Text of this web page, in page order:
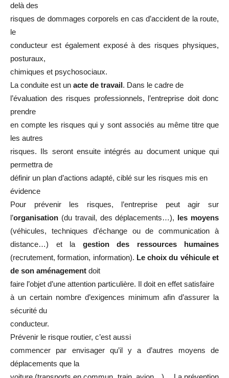
delà des
risques de dommages corporels en cas d’accident de la route,
le
conducteur est également exposé à des risques physiques,
posturaux,
chimiques et psychosociaux.
La conduite est un acte de travail. Dans le cadre de
l’évaluation des risques professionnels, l’entreprise doit donc
prendre
en compte les risques qui y sont associés au même titre que
les autres
risques. Ils seront ensuite intégrés au document unique qui
permettra de
définir un plan d’actions adapté, ciblé sur les risques mis en
évidence
Pour prévenir les risques, l’entreprise peut agir sur
l’organisation (du travail, des déplacements…), les moyens
(véhicules, techniques d’échange ou de communication à
distance…) et la gestion des ressources humaines
(recrutement, formation, information). Le choix du véhicule et
de son aménagement doit
faire l’objet d’une attention particulière. Il doit en effet satisfaire
à un certain nombre d’exigences minimum afin d’assurer la
sécurité du
conducteur.
Prévenir le risque routier, c’est aussi
commencer par envisager qu’il y a d’autres moyens de
déplacements que la